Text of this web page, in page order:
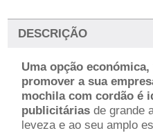
DESCRIÇÃO
Uma opção
promover a sua
mochila com cordão é
publicitárias de grande
leveza e ao seu amplo